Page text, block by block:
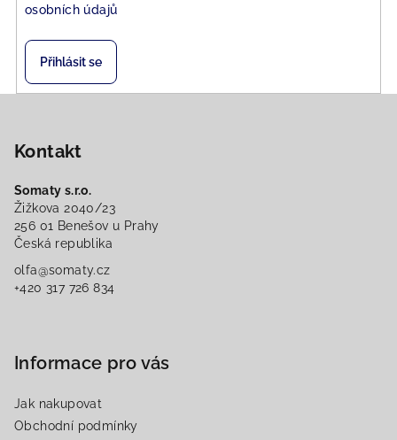
osobních údajů
Přihlásit se
Kontakt
Somaty s.r.o.
Žižkova 2040/23
256 01 Benešov u Prahy
Česká republika
olfa@somaty.cz
+420 317 726 834
Informace pro vás
Jak nakupovat
Obchodní podmínky